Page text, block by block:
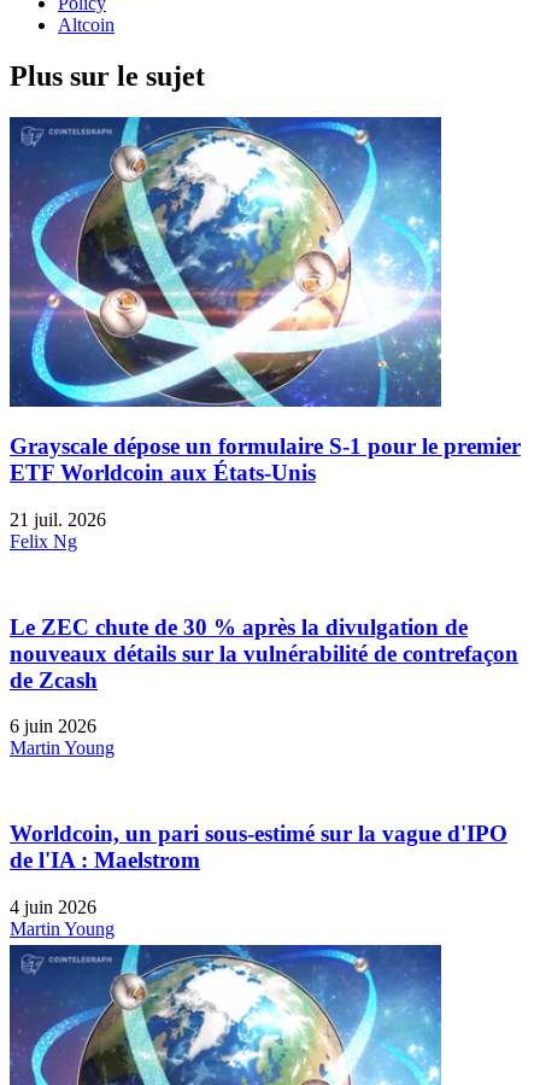
Altcoin
Plus sur le sujet
Grayscale dépose un formulaire S-1 pour le premier
ETF Worldcoin aux États-Unis
21 juil. 2026
Felix Ng
Le ZEC chute de 30 % après la divulgation de
nouveaux détails sur la vulnérabilité de contrefaçon
de Zcash
6 juin 2026
Martin Young
Worldcoin, un pari sous-estimé sur la vague d'IPO
de l'IA : Maelstrom
4 juin 2026
Martin Young